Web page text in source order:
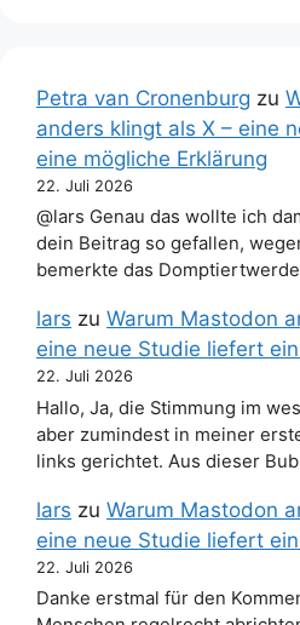
Petra van Cronenburg zu
anders klingt als X – eine
eine mögliche Erklärung
22. Juli 2026
@lars Genau das wollte ich
dein Beitrag so gefallen,
bemerkte das
lars zu Warum Mastodon
eine neue Studie liefert
22. Juli 2026
Hallo, Ja, die Stimmung im
aber zumindest in meiner
links gerichtet. Aus dieser
lars zu Warum Mastodon
eine neue Studie liefert
22. Juli 2026
Danke erstmal für den